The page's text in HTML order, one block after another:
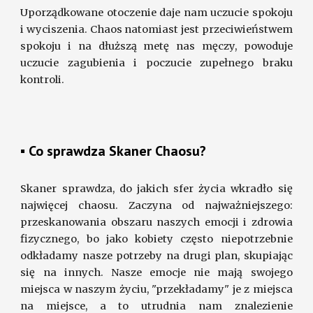
Uporządkowane otoczenie daje nam uczucie spokoju
i wyciszenia. Chaos natomiast jest przeciwieństwem
spokoju i na dłuższą metę nas męczy, powoduje
uczucie zagubienia i poczucie zupełnego braku
kontroli.
▪ Co sprawdza Skaner Chaosu?
Skaner sprawdza, do jakich sfer życia wkradło się
najwięcej chaosu. Zaczyna od najważniejszego:
przeskanowania obszaru naszych emocji i zdrowia
fizycznego, bo jako kobiety często niepotrzebnie
odkładamy nasze potrzeby na drugi plan, skupiając
się na innych. Nasze emocje nie mają swojego
miejsca w naszym życiu, "przekładamy" je z miejsca
na miejsce, a to utrudnia nam znalezienie